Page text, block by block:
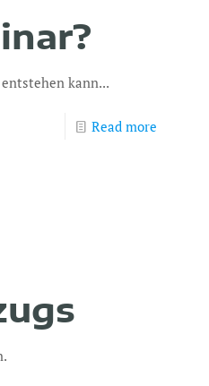
kann...
Read more